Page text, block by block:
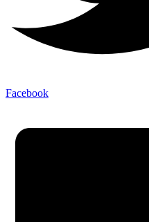
Facebook